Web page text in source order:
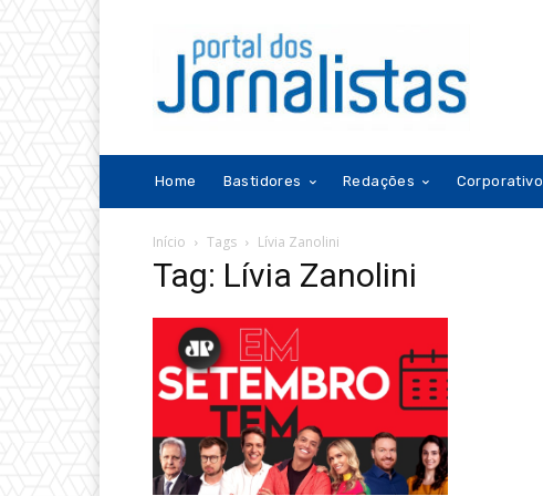
Home Bastidores Redações Corporativo
Início Tags Lívia Zanolini
Tag: Lívia Zanolini